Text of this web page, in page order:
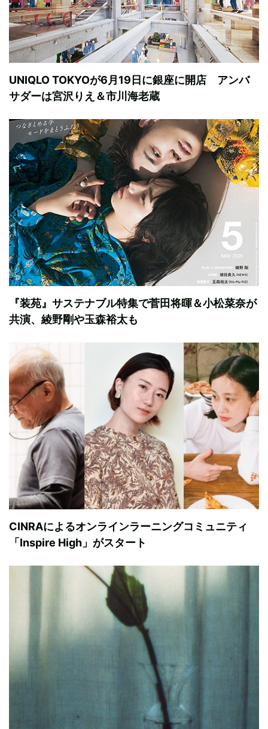
UNIQLO TOKYOが6月19日に銀座に開店 アンバ
サダーは宮沢りえ＆市川海老蔵
『装苑』サステナブル特集で菅田将暉＆小松菜奈が
共演、綾野剛や玉森裕太も
CINRAによるオンラインラーニングコミュニティ
「Inspire High」がスタート